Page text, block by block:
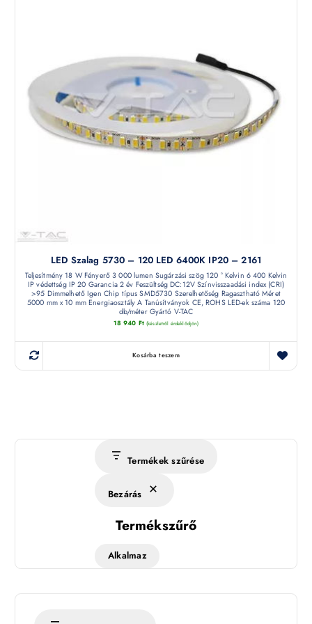
LED Szalag 5730 – 120 LED 6400K IP20 – 2161
Teljesítmény 18 W Fényerő 3 000 lumen Sugárzási szög 120 ° Kelvin 6 400 Kelvin
IP védettség IP 20 Garancia 2 év Feszültség DC:12V Színvisszaadási index (CRI)
>95 Dimmelhető Igen Chip típus SMD5730 Szerelhetőség Ragasztható Méret
5000 mm x 10 mm Energiaosztály A Tanúsítványok CE, ROHS LED-ek száma 120
db/méter Gyártó V-TAC
18 940 Ft (készletről érdeklődjön)
Kosárba teszem
Termékek szűrése
Bezárás
Termékszűrő
Alkalmaz